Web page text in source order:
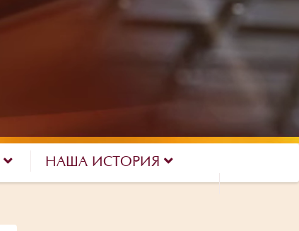
НАША ИСТОРИЯ